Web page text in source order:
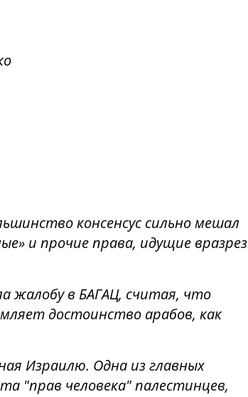
консенсус сильно мешал
и прочие права, идущие вразрез
жалобу в БАГАЦ, считая, что
достоинство арабов, как
Израилю. Одна из главных
"прав человека" палестинцев,